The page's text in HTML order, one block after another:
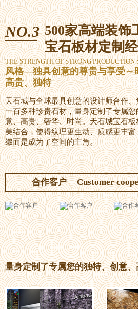
NO.3 500家高端装饰
宝石板材定制
THE STRENGTH OF STRONG PRODUCTION
风格—独具创意的尊贵与享受～
高贵、独特
天石城与全球最具创意的设计师合作、
一百多种珍贵石材，量身定制了专属
意、高贵、奢华、时尚。天石城宝石
美结合，使得纹理更生动、质感更丰
缀而是成为了空间的主角。
合作客户 Customer
量身定制了专属您的独特、创意